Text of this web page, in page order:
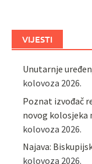
VIJESTI
Unutarnje
kolovoza 2026.
Poznat izvođač
novog kolosjeka
kolovoza 2026.
Najava:
kolovoza 2026.